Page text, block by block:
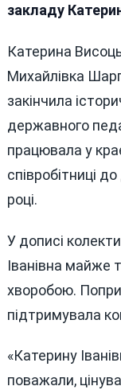
закладу
Катерина
Михайлівка
закінчила
державного
працювала у
співробітниці
році.
У дописі
Іванівна майже
хворобою.
підтримувала
«Катерину
поважали,